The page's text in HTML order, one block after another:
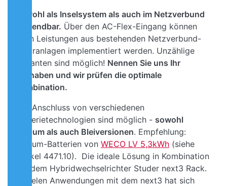
Sowohl als Inselsystem als auch im Netzverbund
anwendbar. Über den AC-Flex-Eingang können
auch Leistungen aus bestehenden Netzverbund-
Solaranlagen implementiert werden. Unzählige
Varianten sind möglich! Nennen Sie uns Ihr
Vorhaben und wir prüfen die optimale
Kombination.
Der Anschluss von verschiedenen
Batterietechnologien sind möglich - sowohl
Lithium als auch Bleiversionen. Empfehlung:
Lithium-Batterien von WECO LV 5,3kWh (siehe
Artikel 4471.10). Die ideale Lösung in Kombination
mit dem Hybridwechselrichter Studer next3 Rack.
In vielen Anwendungen mit dem next3 hat sich